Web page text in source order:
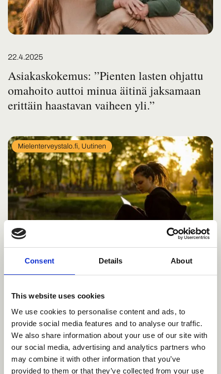
Consent Details About
This website uses cookies
We use cookies to personalise content and ads, to
provide social media features and to analyse our traffic.
We also share information about your use of our site with
our social media, advertising and analytics partners who
may combine it with other information that you’ve
provided to them or that they’ve collected from your use
Posted on
22.4.2025
Asiakaskokemus: ”Pienten lasten ohjattu
omahoito auttoi minua äitinä jaksamaan
erittäin haastavan vaiheen yli.”
In
category
Mielenterveystalo.fi, Uutinen
Nuori kertoo: ohjattu omahoito auttoi
keskittymisen ongelmissa
In
Mielenterveystalo.fi, Pienten lasten ohjattu omahoito, Uutinen